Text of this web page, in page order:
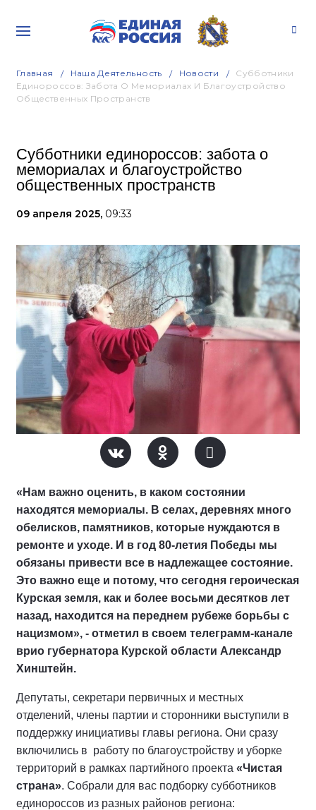
Главная Наша Деятельность Новости
Субботники
Единороссов: Забота О Мемориалах И Благоустройство
Общественных Пространств
Субботники единороссов: забота о
мемориалах и благоустройство
общественных пространств
09 апреля 2025, 09:33
«Нам важно оценить, в каком состоянии
находятся мемориалы. В селах, деревнях много
обелисков, памятников, которые нуждаются в
ремонте и уходе. И в год 80-летия Победы мы
обязаны привести все в надлежащее состояние.
Это важно еще и потому, что сегодня героическая
Курская земля, как и более восьми десятков лет
назад, находится на переднем рубеже борьбы с
нацизмом», - отметил в своем телеграмм-канале
врио губернатора Курской области Александр
Хинштейн.
Депутаты, секретари первичных и местных
отделений, члены партии и сторонники выступили в
поддержку инициативы главы региона. Они сразу
включились в работу по благоустройству и уборке
территорий в рамках партийного проекта «Чистая
страна». Собрали для вас подборку субботников
единороссов из разных районов региона: